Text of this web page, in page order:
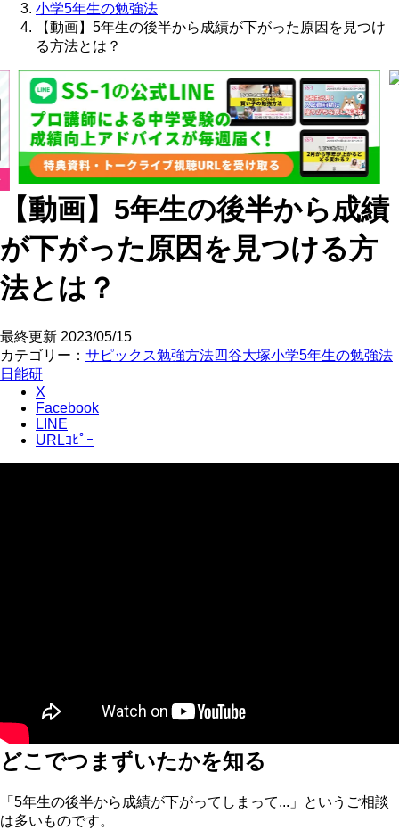
小学5年生の勉強法
【動画】5年生の後半から成績が下がった原因を見つけ
る方法とは？
【動画】5年生の後半から成績
が下がった原因を見つける方
法とは？
最終更新 2023/05/15
カテゴリー： サピックス勉強方法四谷大塚小学5年生の勉強法
日能研
X
Facebook
LINE
URLｺﾋﾟｰ
どこでつまずいたかを知る
「5年生の後半から成績が下がってしまって...」というご相談
は多いものです。